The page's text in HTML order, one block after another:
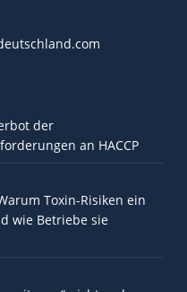
der
an HACCP
Toxin-Risiken ein
wie Betriebe sie